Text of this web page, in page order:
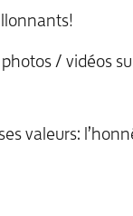
/ vidéos
valeurs: